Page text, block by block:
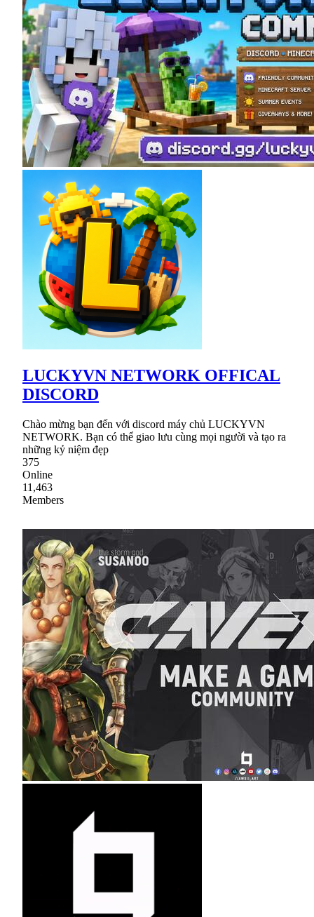
LUCKYVN NETWORK OFFICAL
DISCORD
Chào mừng bạn đến với discord máy chủ LUCKYVN
NETWORK. Bạn có thể giao lưu cùng mọi người và tạo ra
những kỷ niệm đẹp
375
Online
11,463
Members